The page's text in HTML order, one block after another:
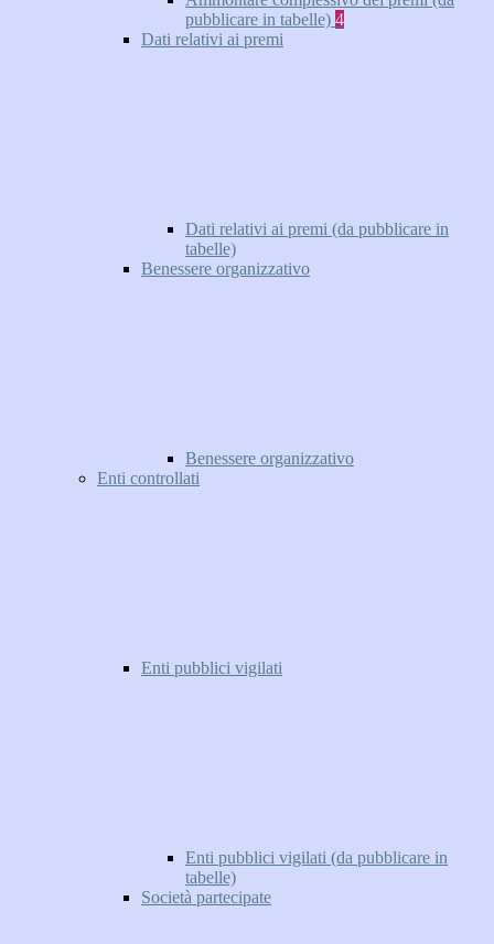
pubblicare in tabelle) 4
Dati relativi ai premi
Dati relativi ai premi (da pubblicare in
tabelle)
Benessere organizzativo
Benessere organizzativo
Enti controllati
Enti pubblici vigilati
Enti pubblici vigilati (da pubblicare in
tabelle)
Società partecipate